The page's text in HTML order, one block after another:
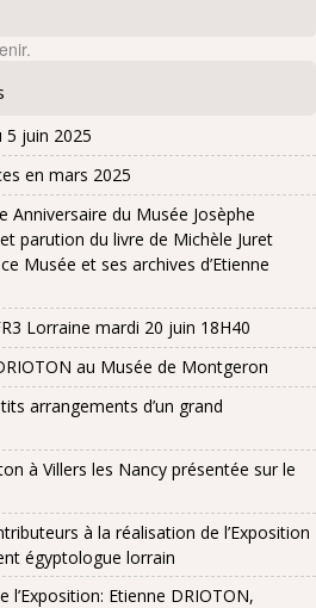
5 juin 2025
en mars 2025
du Musée Josèphe
parution du livre de Michèle Juret
Musée et ses archives d’Etienne
Lorraine mardi 20 juin 18H40
au Musée de Montgeron
arrangements d’un grand
à Villers les Nancy présentée sur le
à la réalisation de l’Exposition
égyptologue lorrain
l’Exposition: Etienne DRIOTON,